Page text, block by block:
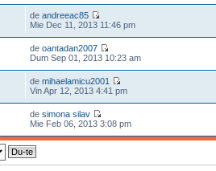
deandreeac85
Mie Dec 11, 2013 11:46 pm
deoantadan2007
Dum Sep 01, 2013 10:23 am
demihaelamicu2001
Vin Apr 12, 2013 4:41 pm
desimona silav
Mie Feb 06, 2013 3:08 pm